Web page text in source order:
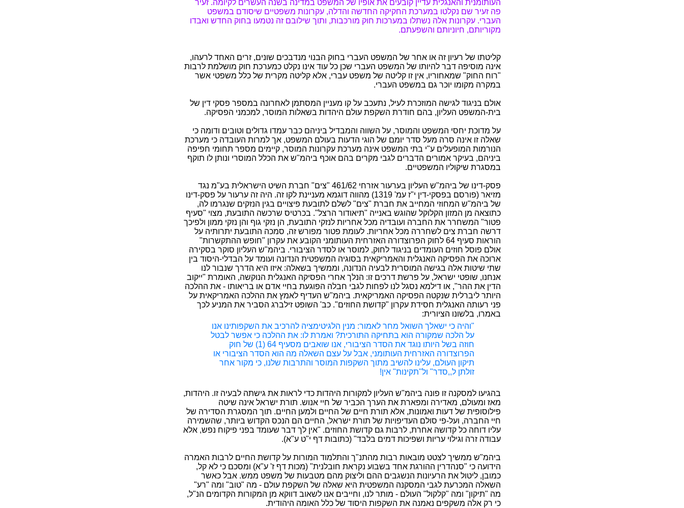
העותומנית והאנגלית עדיין קובעים את אופיו של המשפט במדינה בשנה העשרים לקיומה. זעיר
פה זעיר שם נקלטו במערכת החקיקה החדשה והדלה, עקרונות משפטיים שיסודם במשפט
העברי. עקרונות אלה נשתלו במערכות חוק מורכבות, ותוך שילובם זה נטמעו בחוק החדש ואבדו
מקוריותם, חיוניותם והשפעתם.
קליטתו של רעיון זה או אחר של המשפט העברי בחוק הבנוי מנדבכים שונים, זרים האחד לרעהו,
אינה מוסיפה דבר להיותו של המשפט העברי שכן כל עוד אינו נקלט כמערכת חוק מושלמת לרבות
"רוח החוק" שמאחוריו, אין זו קליטה של משפט עברי, אלא קליטה מקרית של כלל משפטי אשר
במקרה מקומו יוכר גם במשפט העברי.
אולם בניגוד לגישה המוזכרת לעיל, נתעכב על קו מעניין המסתמן לאחרונה במספר פסקי דין של
בית-המשפט העליון, בהם חודרת השקפת עולם היהדות בשאלות המוסר, למכמני הפסיקה.
על מדוכת יחסי המשפט והמוסר, על השווה והמבדיל ביניהם כבר עמדו גדולים וטובים ודומה כי
שאלה זו אינה סרה מעל סדר יומם של הוגי הדעות בעולם המשפט, אך למרות העובדה כי מערכת
הנורמות המופעלים ע"י בתי המשפט אינה מערכת עקרונות המוסר, קיימים מספר תחומי חפיפה
ביניהם, בעיקר אמורים הדברים לגבי מקרים בהם אוכף ביהמ"ש את הכלל המוסרי ונותן לו תוקף
במסגרת שיקוליו המשפטיים.
פסק-דינו של ביהמ"ש העליון בערעור אזרחי 461/62 "צים" חברת השיט הישראלית בע"מ נגד
מזיאר (פורסם בפסקי-דין י"ז עמ' 1319) מהווה דוגמא מעניינת לקו זה. היה זה ערעור על פסק-דינו
של ביהמ"ש המחוזי המחייב את חברת "צים" לשלם לתובעת פיצויים בגין הנזקים שנגרמו לה,
כתוצאה מן המזון הקלוקל שהוגש באנייה "תיאודור הרצל". בכרטיס שרכשה התובעת, מצוי "סעיף
פטור" המשחרר את החברה ועובדיה מכל אחריות לנזקי התובעת, הן נזקי גוף והן נזקי ממון ולפיכך
דרשה חברת צים לשחררה מכל אחריות. לעומת פטור מפורש זה, סמכה התובעת יתרותיה על
הוראות סעיף 64 לחוק הפרוצדורה האזרחית העותומני הקובע את עקרון "חופש ההתקשרות"
אולם פוסל חוזים העומדים בניגוד לחוק, למוסר או לסדר הציבורי. ביהמ"ש העליון סוקר בסקירה
ארוכה את הפסיקה האנגלית והאמריקאית בסוגיה המשפטית הנדונה ועומד על הבדלי-היסוד בין
שתי שיטות אלה בגישה המוסרית לבעיה הנדונה, וממשיך בשאלה: איזו היא הדרך שנבור לנו
אנחנו, שופטי ישראל, על פרשת דרכים זו: הנלך אחרי הפסיקה האנגלית הנוקשה, האומרת "ייקוב
הדין את ההר", או דילמא נסגל לנו לפחות לגבי חבלה הפוגעת בחיי אדם או בריאותו - את ההלכה
היותר ליברלית שנקטה הפסיקה האמריקאית. ביהמ"ש העדיף לאמץ את ההלכה האמריקאית על
פני רעותה האנגלית חסידת עקרון "קדושת החוזים". כב' השופט זילברג הסביר את המניע לכך
באמרו, בלשונו הציורית:
"והיה כי ישאלך השואל מחר לאמור: מנין הלגיטימציה להרכיב את השקפותינו אנו
על הלכה שמקורה הוא בתחיקה התורכית? ואמרת לו: את ההלכה כי אפשר לבטל
חוזה בשל היותו נוגד את הסדר הציבורי, אנו שואבים מסעיף 64 (1) של חוק
הפרוצדורה האזרחית העותומני, אבל על עצם השאלה מה הוא הסדר הציבורי או
תיקון העולם, עלינו להשיב מתוך השקפות המוסר והתרבות שלנו, כי מקור אחר
זולתן ל,,סדר" ול"תקינות" אין!
בהגיעו למסקנה זו פונה ביהמ"ש העליון למקורות היהדות כדי לראות את גישתה לבעיה זו. היהדות,
מאז ומעולם, מאדירה ומפארת את הערך הכביר של חיי אנוש. תורת ישראל אינה שיטה
פילוסופית של דעות ואמונות, אלא תורת חיים של החיים ולמען החיים. תוך המסגרת הסדירה של
חיי החברה, ועל-פי סולם העדיפויות של תורת ישראל, החיים הם הנכס הקדוש ביותר, שהשמירה
עליו דוחה כל קדושה אחרת, לרבות גם קדושת החוזים. "אין לך דבר שעומד בפני פיקוח נפש, אלא
עבודה זרה וגילוי עריות ושפיכות דמים בלבד" (כתובות דף י"ט ע"א).
ביהמ"ש ממשיך לצטט מובאות רבות מהתנ"ך והתלמוד המורות על קדושת החיים לרבות האמרה
הידועה כי "סנהדרין ההורגת אחד בשבוע נקראת חובלנית" (מכות דף ז' ע"א) ומסכם כי לא קל,
כמובן, ליטול את הרעיונות הנשגבים ההם וליצוק מהם מטבעות של משפט ממש. אבל כאשר
השאלה המכרעת לגבי המסקנה המשפטית היא שאלה של השקפת עולם - מה "טוב" ומה "רע"
מה "תיקון" ומה "קלקול" העולם - מותר לנו, וחייבים אנו לשאוב דווקא מן המקורות הקדומים הנ"ל,
כי רק אלה משקפים נאמנה את השקפות היסוד של כלל האומה היהודית.